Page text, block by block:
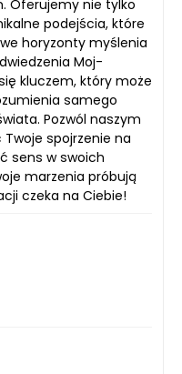
Oferujemy nie tylko
podejścia, które
horyzonty myślenia
Moj-
kluczem, który może
samego
Pozwól naszym
spojrzenie na
sens w swoich
marzenia próbują
czeka na Ciebie!